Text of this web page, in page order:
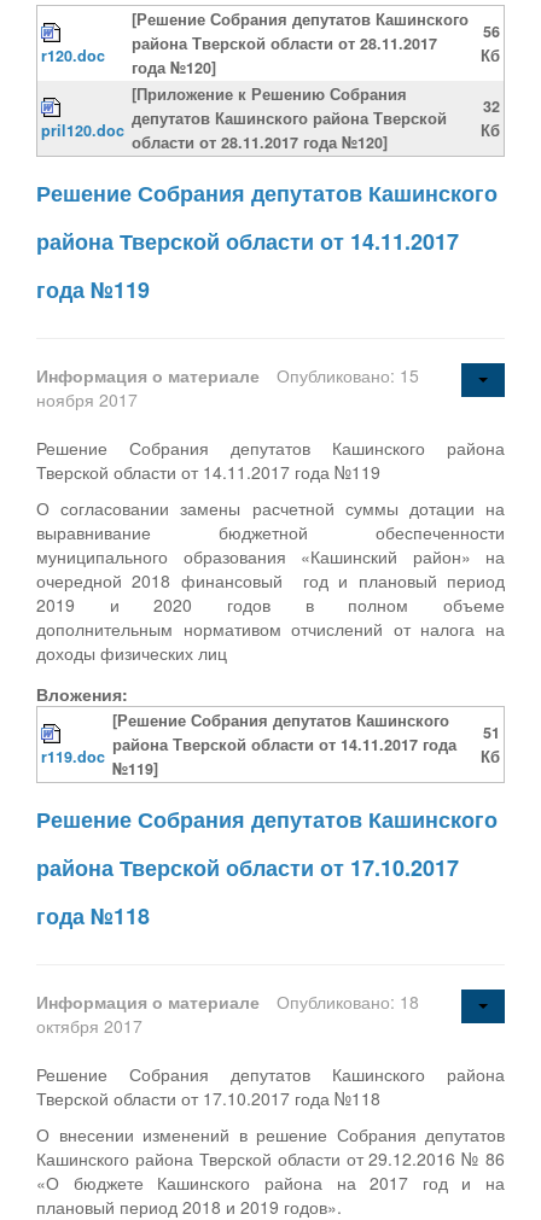
r120.doc
[Решение Собрания депутатов Кашинского
района Тверской области от 28.11.2017
года №120]
56
Кб
pril120.doc
[Приложение к Решению Собрания
депутатов Кашинского района Тверской
области от 28.11.2017 года №120]
32
Кб
Решение Собрания депутатов Кашинского
района Тверской области от 14.11.2017
года №119
Информация о материале
Опубликовано: 15
ноября 2017
Решение Собрания депутатов Кашинского района
Тверской области от 14.11.2017 года №119
О согласовании замены расчетной суммы дотации на
выравнивание бюджетной обеспеченности
муниципального образования «Кашинский район» на
очередной 2018 финансовый год и плановый период
2019 и 2020 годов в полном объеме
дополнительным нормативом отчислений от налога на
доходы физических лиц
Вложения:
r119.doc
[Решение Собрания депутатов Кашинского
района Тверской области от 14.11.2017 года
№119]
51
Кб
Решение Собрания депутатов Кашинского
района Тверской области от 17.10.2017
года №118
Информация о материале
Опубликовано: 18
октября 2017
Решение Собрания депутатов Кашинского района
Тверской области от 17.10.2017 года №118
О внесении изменений в решение Собрания депутатов
Кашинского района Тверской области от 29.12.2016 № 86
«О бюджете Кашинского района на 2017 год и на
плановый период 2018 и 2019 годов».